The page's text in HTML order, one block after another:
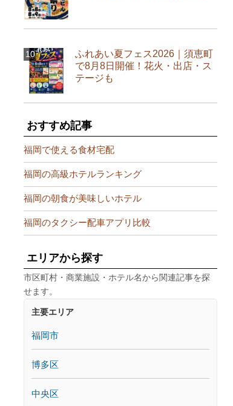
ふれあい夏フェス2026｜須恵町
で8月8日開催！花火・出店・ス
テージも
おすすめ記事
福岡で使える食材宅配
福岡の高級ホテルランキング
福岡の朝食が美味しいホテル
福岡のタクシー配車アプリ比較
エリアから探す
市区町村・商業施設・ホテル名から関連記事を探
せます。
主要エリア
福岡市
博多区
中央区